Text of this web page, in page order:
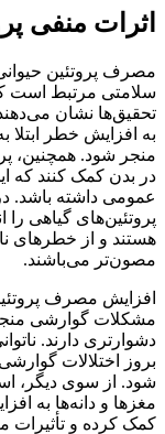
اثرات منفی
مصرف پروتئین
سلامتی مرتبط است
تحقیق‌ها نشان می‌دهند
به افزایش خطر
منجر شود. همچنین،
در بدن کمک کنند که
عمومی داشته باشد.
پروتئین‌های گیاهی
هستند و از خطرهای
مصون‌تر می‌باشند.
افزایش مصرف
مشکلات گوارشی منجر
دشوارتری دارند.
بروز اختلالات
شود. از سوی دیگر،
مغزها و دانه‌ها به
کمک کرده و